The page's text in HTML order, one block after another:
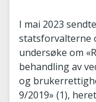
I mai 2023
statsforvalterne
undersøke om
behandling av
og
9/2019» (1),